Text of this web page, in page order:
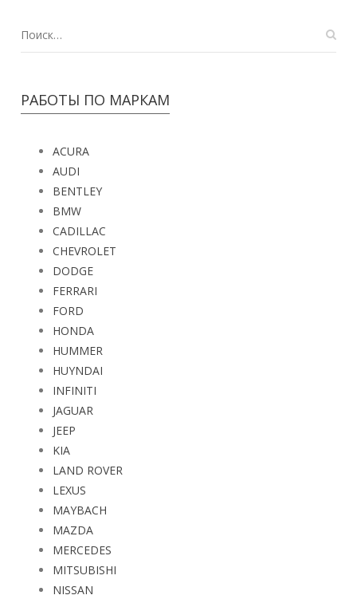
РАБОТЫ ПО МАРКАМ
ACURA
AUDI
BENTLEY
BMW
CADILLAC
CHEVROLET
DODGE
FERRARI
FORD
HONDA
HUMMER
HUYNDAI
INFINITI
JAGUAR
JEEP
KIA
LAND ROVER
LEXUS
MAYBACH
MAZDA
MERCEDES
MITSUBISHI
NISSAN